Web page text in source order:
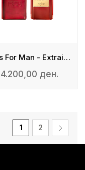
Rudis For Man - Extrait De Parfum
ден.
1 2